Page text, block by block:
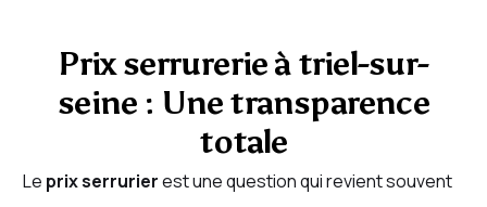
Prix serrurerie à triel-sur-
seine : Une transparence
totale
Le prix serrurierest une question qui revient souvent